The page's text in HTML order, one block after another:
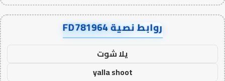
روابط نصية FD781964
يلا شوت
yalla shoot